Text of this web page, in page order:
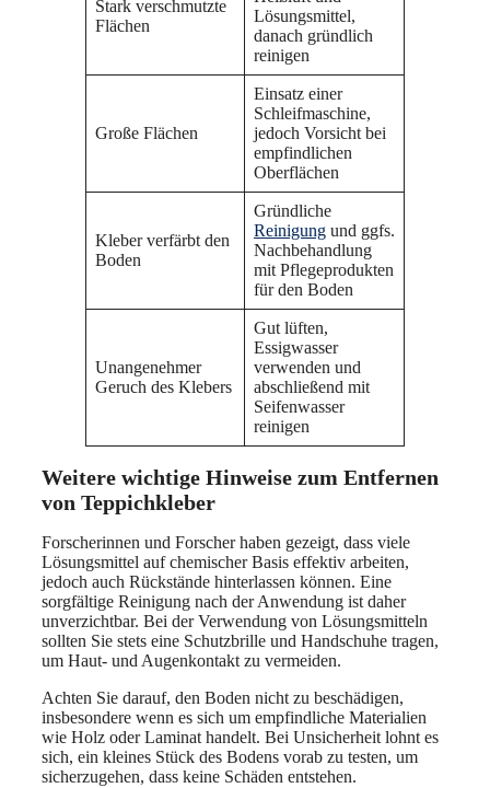
Stark verschmutzte
Flächen
Lösungsmittel,
danach gründlich
reinigen
Große Flächen
Einsatz einer
Schleifmaschine,
jedoch Vorsicht bei
empfindlichen
Oberflächen
Kleber verfärbt den
Boden
Gründliche
Reinigung und ggfs.
Nachbehandlung
mit Pflegeprodukten
für den Boden
Unangenehmer
Geruch des Klebers
Gut lüften,
Essigwasser
verwenden und
abschließend mit
Seifenwasser
reinigen
Weitere wichtige Hinweise zum Entfernen
von Teppichkleber
Forscherinnen und Forscher haben gezeigt, dass viele
Lösungsmittel auf chemischer Basis effektiv arbeiten,
jedoch auch Rückstände hinterlassen können. Eine
sorgfältige Reinigung nach der Anwendung ist daher
unverzichtbar. Bei der Verwendung von Lösungsmitteln
sollten Sie stets eine Schutzbrille und Handschuhe tragen,
um Haut- und Augenkontakt zu vermeiden.
Achten Sie darauf, den Boden nicht zu beschädigen,
insbesondere wenn es sich um empfindliche Materialien
wie Holz oder Laminat handelt. Bei Unsicherheit lohnt es
sich, ein kleines Stück des Bodens vorab zu testen, um
sicherzugehen, dass keine Schäden entstehen.